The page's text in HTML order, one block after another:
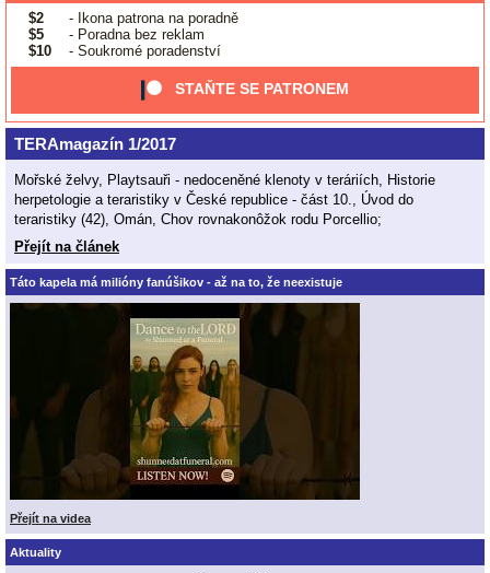
$2
- Ikona patrona na poradně
$5
- Poradna bez reklam
$10
- Soukromé poradenství
STAŇTE SE PATRONEM
TERAmagazín 1/2017
Mořské želvy, Playtsauři - nedoceněné klenoty v teráriích, Historie
herpetologie a teraristiky v České republice - část 10., Úvod do
teraristiky (42), Omán, Chov rovnakonôžok rodu Porcellio;
Přejít na článek
Táto kapela má milióny fanúšikov - až na to, že neexistuje
Přejít na videa
Aktuality